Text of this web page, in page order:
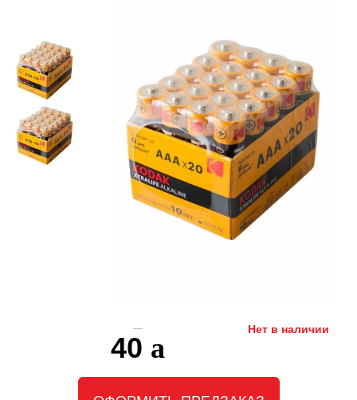
Нет в наличии
40